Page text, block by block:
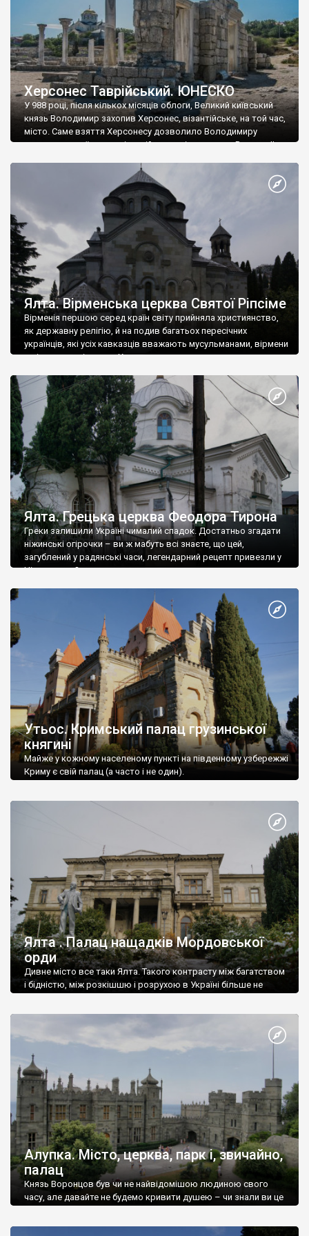
Херсонес Таврійський. ЮНЕСКО
У 988 році, після кількох місяців облоги, Великий київський
князь Володимир захопив Херсонес, візантійське, на той час,
місто. Саме взяття Херсонесу дозволило Володимиру
диктувати свої умови візантійському імператору Василю ІІ, та
Херсонесі Володимир-язичник, став Василем-християнином.
А потім було Хрещення Русі. На честь Херсонесу Таврійського
Ялта. Вірменська церква Святої Ріпсіме
Вірменія першою серед країн світу прийняла християнство,
як державну релігію, й на подив багатьох пересічних
українців, які усіх кавказців вважають мусульманами, вірмени
є відданими вірянами Христа
Ялта. Грецька церква Феодора Тирона
Греки залишили Україні чималий спадок. Достатньо згадати
ніжинські огірочки – ви ж мабуть всі знаєте, що цей,
загублений у радянські часи, легендарний рецепт привезли у
Ніжин греки?
Утьос. Кримський палац грузинської
княгині
Майже у кожному населеному пункті на південному узбережжі
Криму є свій палац (а часто і не один).
Ялта . Палац нащадків Мордовської
орди
Дивне місто все таки Ялта. Такого контрасту між багатством
і бідністю, між розкішшю і розрухою в Україні більше не
Алупка. Місто, церква, парк і, звичайно,
палац
Князь Воронцов був чи не найвідомішою людиною свого
часу, але давайте не будемо кривити душею – чи знали ви це